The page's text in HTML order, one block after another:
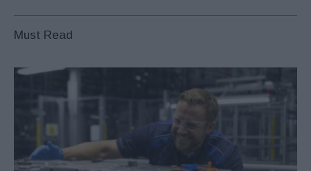
Must Read